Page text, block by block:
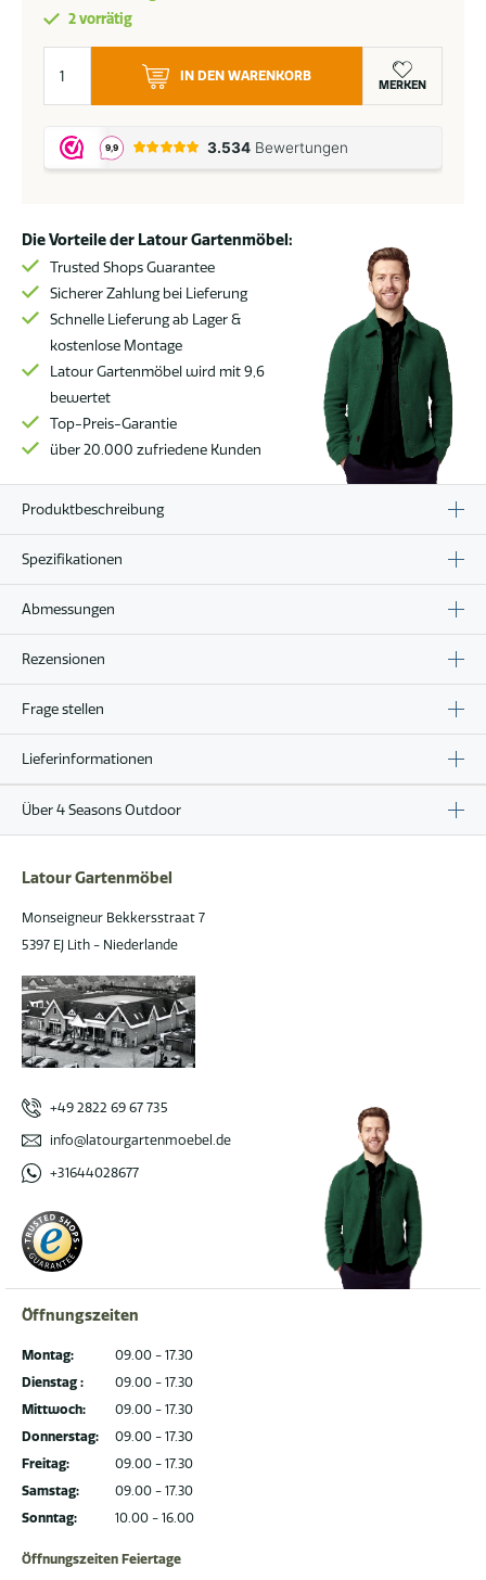
2 vorrätig
Seasons
Outdoor
Kingston
Ecksofa
*SALE
Menge
IN DEN WARENKORB
MERKEN
Die Vorteile der Latour Gartenmöbel:
Trusted Shops Guarantee
Sicherer Zahlung bei Lieferung
Schnelle Lieferung ab Lager &
kostenlose Montage
Latour Gartenmöbel wird mit 9,6
bewertet
Top-Preis-Garantie
über 20.000 zufriedene Kunden
Produktbeschreibung
Spezifikationen
Abmessungen
Rezensionen
Frage stellen
Lieferinformationen
Über 4 Seasons Outdoor
Latour Gartenmöbel
Monseigneur Bekkersstraat 7
5397 EJ Lith - Niederlande
+49 2822 69 67 735
info@latourgartenmoebel.de
+31644028677
Öffnungszeiten
Montag:
Dienstag :
Mittwoch:
Donnerstag:
Freitag:
Samstag:
Sonntag:
09.00 - 17.30
09.00 - 17.30
09.00 - 17.30
09.00 - 17.30
09.00 - 17.30
09.00 - 17.30
10.00 - 16.00
Öffnungszeiten Feiertage